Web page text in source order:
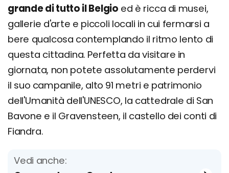
grande di tutto il Belgio ed è ricca di musei,
gallerie d'arte e piccoli locali in cui fermarsi a
bere qualcosa contemplando il ritmo lento di
questa cittadina. Perfetta da visitare in
giornata, non potete assolutamente perdervi
il suo campanile, alto 91 metri e patrimonio
dell'Umanità dell'UNESCO, la cattedrale di San
Bavone e il Gravensteen, il castello dei conti di
Fiandra.
Vedi anche: